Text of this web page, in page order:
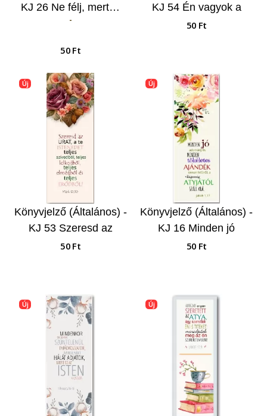
KJ 26 Ne félj, mert…
-
50 Ft
KJ 54 Én vagyok a
világ világossága...
50 Ft
Új
Könyvjelző (Általános) -
KJ 53 Szeresd az
Urat…
50 Ft
Új
Könyvjelző (Általános) -
KJ 16 Minden jó
adomány…
50 Ft
Új Új